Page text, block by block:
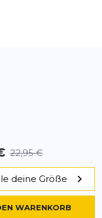
22,95 €
deine Größe
WARENKORB